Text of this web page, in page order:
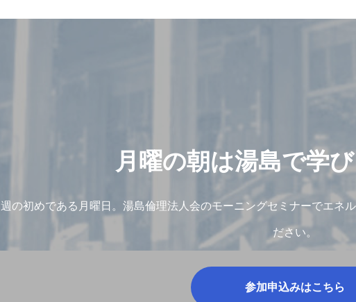
月曜の朝は湯島で学
週の初めである月曜日。湯島倫理法人会のモーニングセミナーでエネ
ださい。
参加申込みはこちら